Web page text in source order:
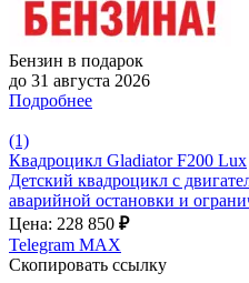
Бензин в подарок
до 31 августа 2026
Подробнее
(1)
Квадроцикл Gladiator F200 Lux
Детский квадроцикл с
аварийной остановки и
Цена: 228 850 ₽
Telegram MAX
Скопировать ссылку